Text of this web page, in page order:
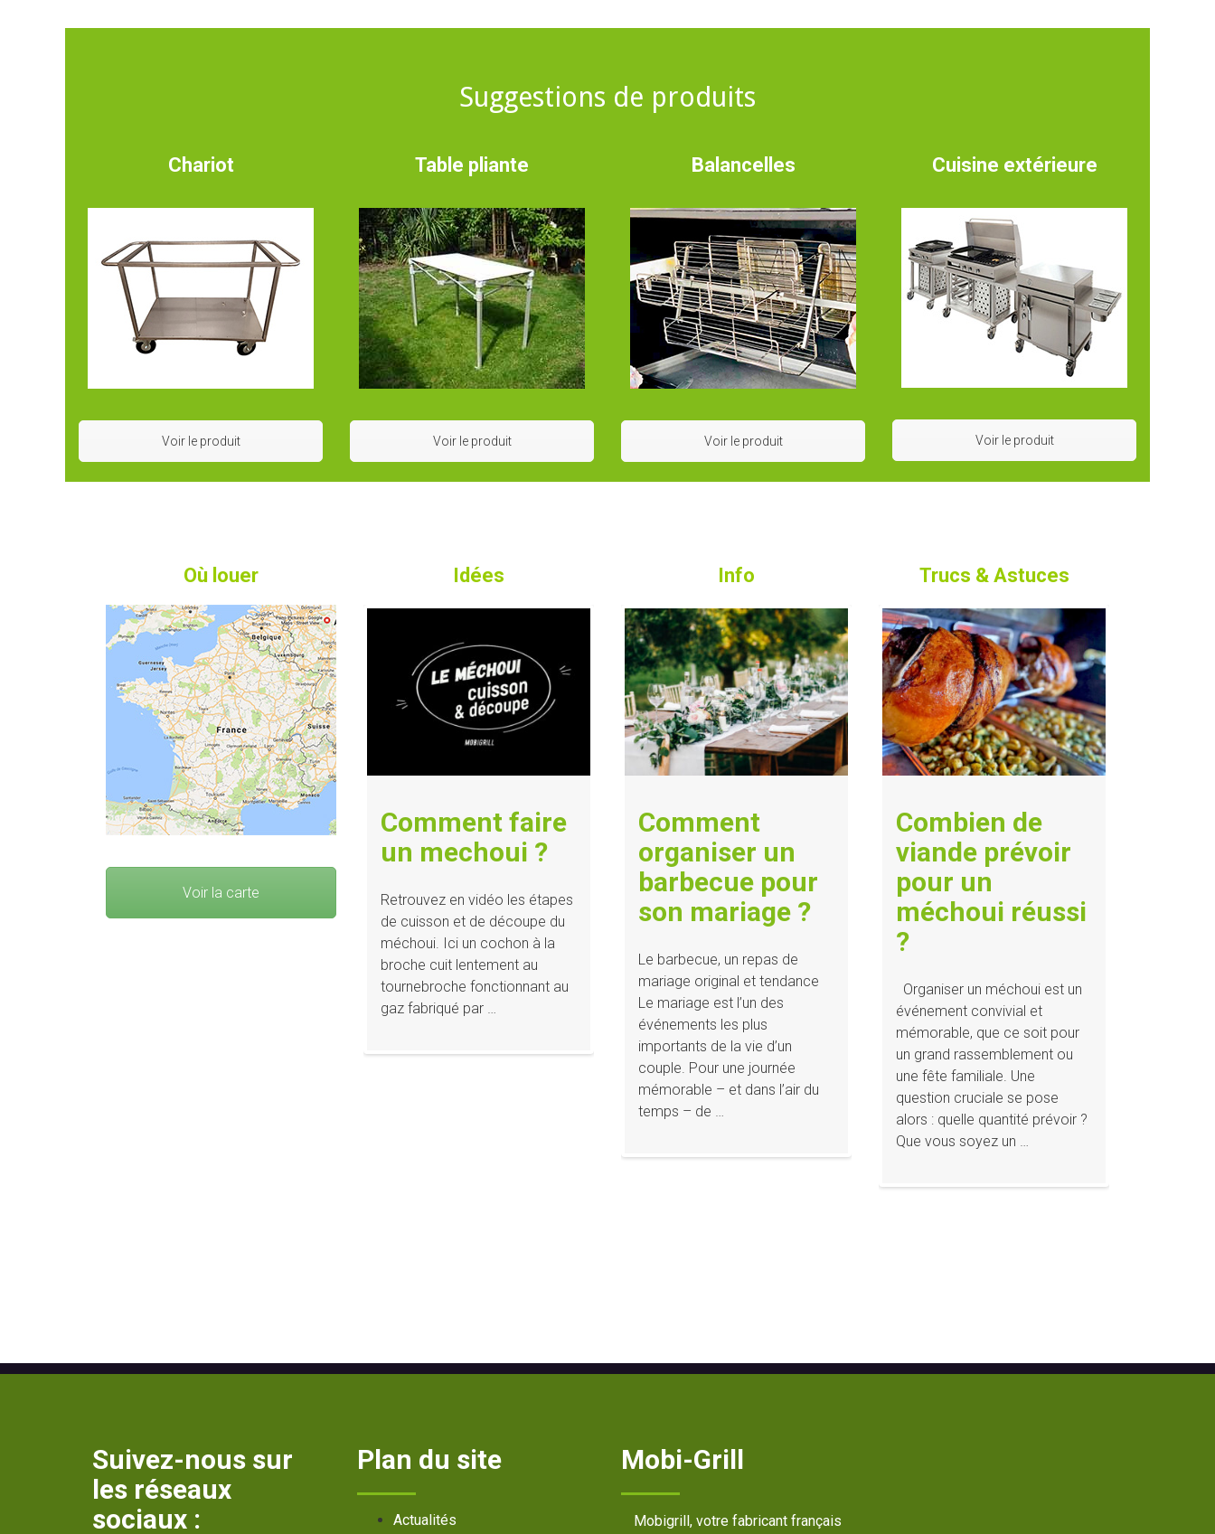
Suggestions de produits
Chariot
Voir le produit
Table pliante
Voir le produit
Balancelles
Voir le produit
Cuisine extérieure
Voir le produit
Où louer
Voir la carte
Idées
Comment faire
un mechoui ?
Retrouvez en vidéo les étapes
de cuisson et de découpe du
méchoui. Ici un cochon à la
broche cuit lentement au
tournebroche fonctionnant au
gaz fabriqué par …
Info
Comment
organiser un
barbecue pour
son mariage ?
Le barbecue, un repas de
mariage original et tendance
Le mariage est l’un des
événements les plus
importants de la vie d’un
couple. Pour une journée
mémorable – et dans l’air du
temps – de …
Trucs & Astuces
Combien de
viande prévoir
pour un
méchoui réussi
?
Organiser un méchoui est un
événement convivial et
mémorable, que ce soit pour
un grand rassemblement ou
une fête familiale. Une
question cruciale se pose
alors : quelle quantité prévoir ?
Que vous soyez un …
Suivez-nous sur
les réseaux
sociaux :
Plan du site
Actualités
Mobi-Grill
Mobigrill, votre fabricant français